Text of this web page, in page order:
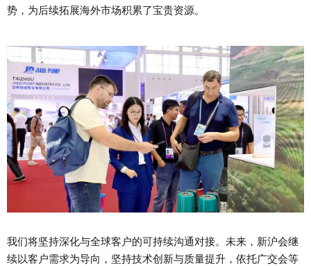
势，为后续拓展海外市场积累了宝贵资源。
我们将坚持深化与全球客户的可持续沟通对接。未来，新沪会继
续以客户需求为导向，坚持技术创新与质量提升，依托广交会等